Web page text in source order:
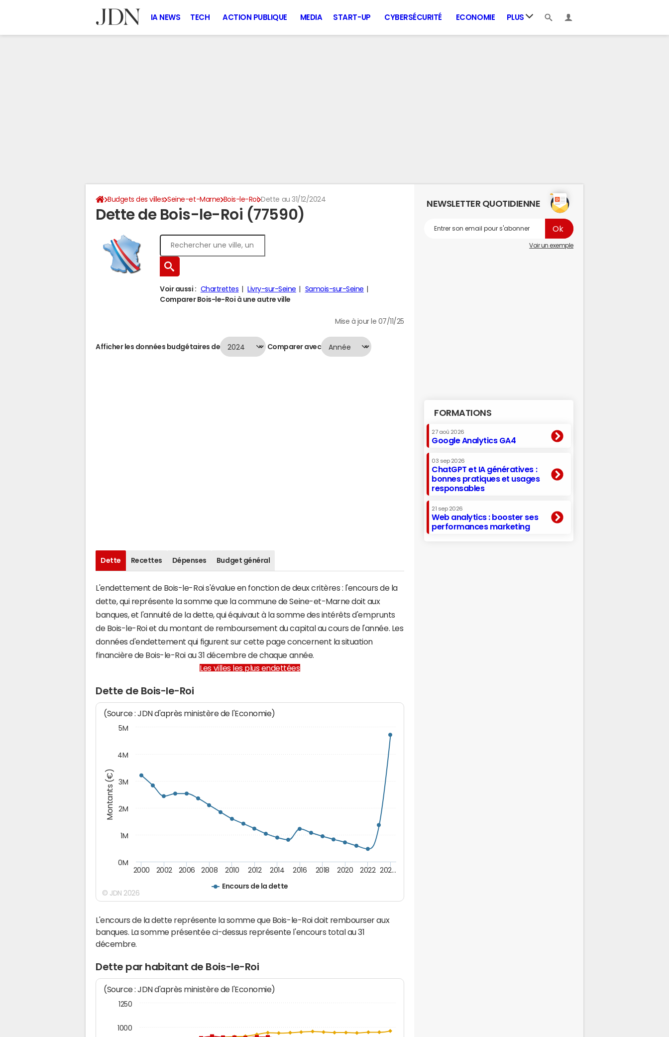
IA NEWS TECH ACTION PUBLIQUE MEDIA START-UP CYBERSÉCURITÉ ECONOMIE PLUS
Budgets des villes Seine-et-Marne Bois-le-Roi Dette au 31/12/2024
Dette de Bois-le-Roi (77590)
Voir aussi : Chartrettes Livry-sur-Seine
Samois-sur-Seine
Comparer Bois-le-Roi à une autre ville
Mise à jour le 07/11/25
Afficher les données budgétaires de Comparer avec
Dette Recettes Dépenses Budget général
L'endettement de Bois-le-Roi s'évalue en fonction de deux critères : l'encours de la
dette, qui représente la somme que la commune de Seine-et-Marne doit aux
banques, et l'annuité de la dette, qui équivaut à la somme des intérêts d'emprunts
de Bois-le-Roi et du montant de remboursement du capital au cours de l'année. Les
données d'endettement qui figurent sur cette page concernent la situation
financière de Bois-le-Roi au 31 décembre de chaque année.
Les villes les plus endettées
Dette de Bois-le-Roi
Montants (€)
(Source : JDN d'après ministère de l'Economie)
Encours de la dette
2000 2002 2006 2008 2010 2012 2014 2016 2018 2020 2022 202…
0M
1M
2M
3M
4M
5M
© JDN 2026
L'encours de la dette représente la somme que Bois-le-Roi doit rembourser aux
banques. La somme présentée ci-dessus représente l'encours total au 31
décembre.
Dette par habitant de Bois-le-Roi
(Source : JDN d'après ministère de l'Economie)
1000
1250
NEWSLETTER QUOTIDIENNE
Voir un exemple
FORMATIONS
27 aoû 2026
Google Analytics GA4
03 sep 2026
ChatGPT et IA génératives :
bonnes pratiques et usages
responsables
21 sep 2026
Web analytics : booster ses
performances marketing